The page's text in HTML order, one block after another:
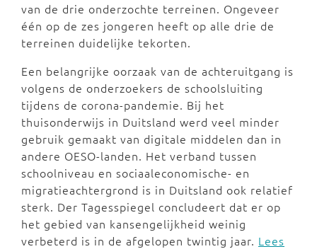
van de drie onderzochte terreinen. Ongeveer
één op de zes jongeren heeft op alle drie de
terreinen duidelijke tekorten.
Een belangrijke oorzaak van de achteruitgang is
volgens de onderzoekers de schoolsluiting
tijdens de corona-pandemie. Bij het
thuisonderwijs in Duitsland werd veel minder
gebruik gemaakt van digitale middelen dan in
andere OESO-landen. Het verband tussen
schoolniveau en sociaaleconomische- en
migratieachtergrond is in Duitsland ook relatief
sterk. Der Tagesspiegel concludeert dat er op
het gebied van kansengelijkheid weinig
verbeterd is in de afgelopen twintig jaar. Lees